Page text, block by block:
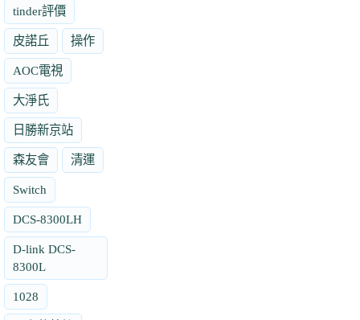
tinder評價
皮諾丘 操作
AOC電視
大淨氏
日勝新京站
森友會 清運
Switch
DCS-8300LH
D-link DCS-
8300L
1028